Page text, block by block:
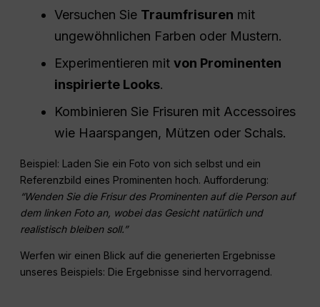
Versuchen Sie Traumfrisuren mit
ungewöhnlichen Farben oder Mustern.
Experimentieren mitvon Prominenten
inspirierte Looks.
Kombinieren Sie Frisuren mit Accessoires
wie Haarspangen, Mützen oder Schals.
Beispiel: Laden Sie ein Foto von sich selbst und ein
Referenzbild eines Prominenten hoch. Aufforderung:
“Wenden Sie die Frisur des Prominenten auf die Person auf
dem linken Foto an, wobei das Gesicht natürlich und
realistisch bleiben soll.”
Werfen wir einen Blick auf die generierten Ergebnisse
unseres Beispiels: Die Ergebnisse sind hervorragend.